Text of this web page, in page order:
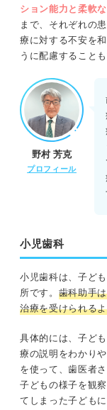
ション能力と柔軟
まで、それぞれの
療に対する不安を
うに配慮すること
野村 芳克
プロフィール
小児歯科
小児歯科は、子ど
所です。 歯科助手
治療を受けられる
具体的には、子ど
療の説明をわかり
を使って、歯医者
子どもの様子を観
てしまった子ども